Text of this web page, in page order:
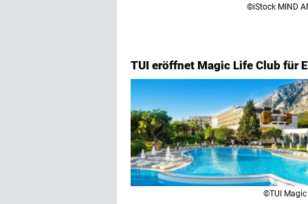
©iStock MIND
TUI eröffnet Magic Life Club für
©TUI Magic